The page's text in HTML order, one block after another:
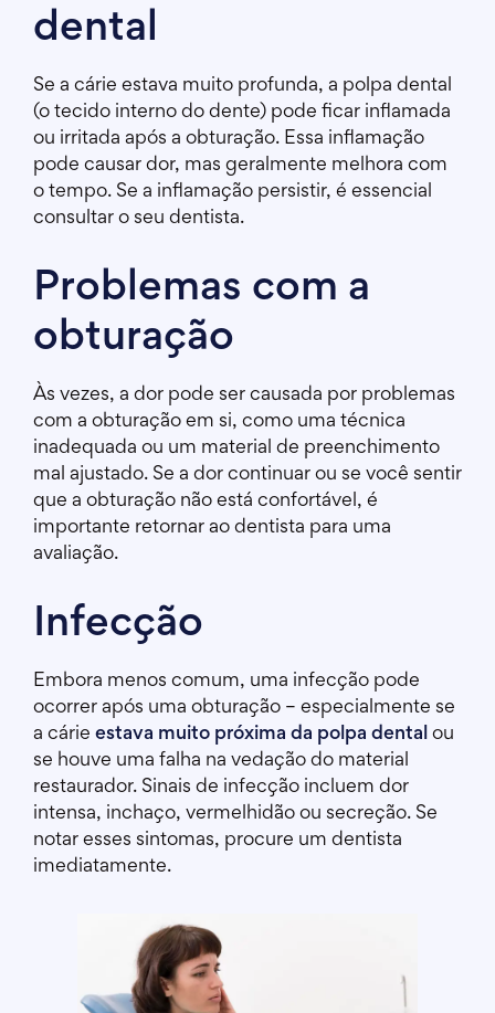
dental
Se a cárie estava muito profunda, a polpa dental
(o tecido interno do dente) pode ficar inflamada
ou irritada após a obturação. Essa inflamação
pode causar dor, mas geralmente melhora com
o tempo. Se a inflamação persistir, é essencial
consultar o seu dentista.
Problemas com a
obturação
Às vezes, a dor pode ser causada por problemas
com a obturação em si, como uma técnica
inadequada ou um material de preenchimento
mal ajustado. Se a dor continuar ou se você sentir
que a obturação não está confortável, é
importante retornar ao dentista para uma
avaliação.
Infecção
Embora menos comum, uma infecção pode
ocorrer após uma obturação – especialmente se
a cárie estava muito próxima da polpa dental ou
se houve uma falha na vedação do material
restaurador. Sinais de infecção incluem dor
intensa, inchaço, vermelhidão ou secreção. Se
notar esses sintomas, procure um dentista
imediatamente.